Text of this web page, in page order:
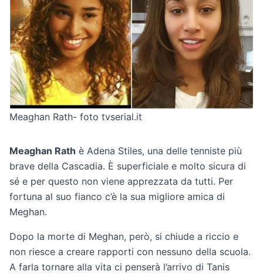
Meaghan Rath- foto tvserial.it
Meaghan Rath è Adena Stiles, una delle tenniste più
brave della Cascadia. È superficiale e molto sicura di
sé e per questo non viene apprezzata da tutti. Per
fortuna al suo fianco c’è la sua migliore amica di
Meghan.
Dopo la morte di Meghan, però, si chiude a riccio e
non riesce a creare rapporti con nessuno della scuola.
A farla tornare alla vita ci penserà l’arrivo di Tanis